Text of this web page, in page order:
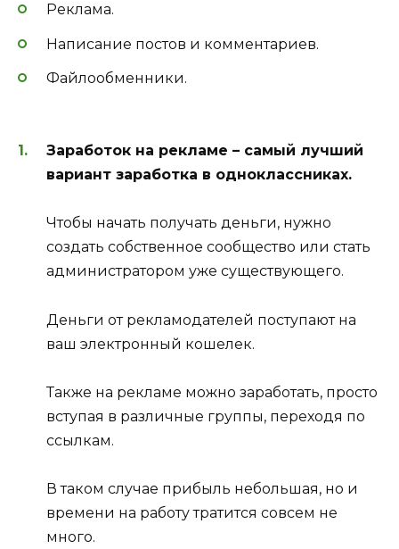
Реклама.
Написание постов и комментариев.
Файлообменники.
Заработок на рекламе – самый лучший
вариант заработка в одноклассниках.
Чтобы начать получать деньги, нужно
создать собственное сообщество или стать
администратором уже существующего.
Деньги от рекламодателей поступают на
ваш электронный кошелек.
Также на рекламе можно заработать, просто
вступая в различные группы, переходя по
ссылкам.
В таком случае прибыль небольшая, но и
времени на работу тратится совсем не
много.